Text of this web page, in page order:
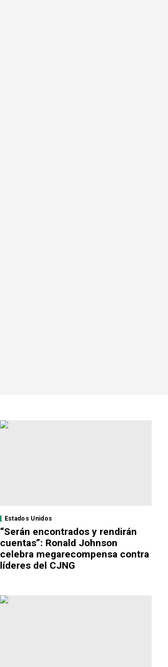
Estados Unidos
“Serán encontrados y rendirán
cuentas”: Ronald Johnson
celebra megarecompensa contra
líderes del CJNG